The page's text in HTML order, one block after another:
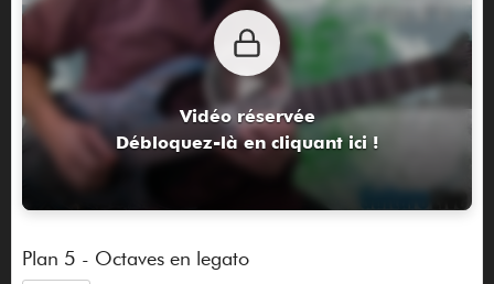
Vidéo réservée
Débloquez-là en cliquant ici !
Plan 5 - Octaves en legato